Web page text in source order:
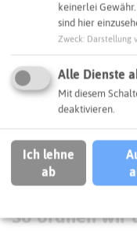
Zur Galerie
So ordnen wir
keinerlei
sind hier
Zweck Darstellung
Alle Dienste
Mit diesem
deaktivieren.
Ich lehne
ab